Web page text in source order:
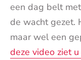
een dag belt
de wacht gezet.
maar wel een
deze video ziet